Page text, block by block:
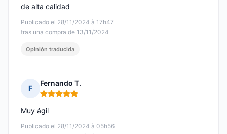
Publicado el 28/11/2024 à 17h47
tras una compra de 13/11/2024
de alta calidad
Opinión traducida
F
Fernando T.
Nota: 5 de 5
Publicado el 28/11/2024 à 05h56
Muy ágil